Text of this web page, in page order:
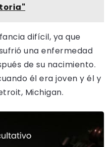
difícil, ya que
una enfermedad
de su nacimiento.
él era joven y él y
Michigan.